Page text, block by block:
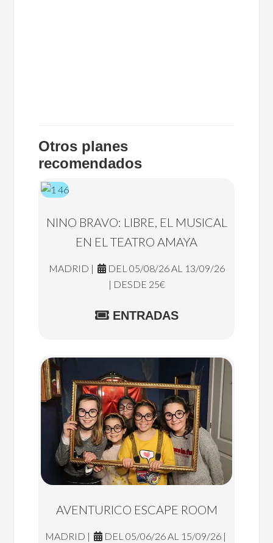
Otros planes
recomendados
NINO BRAVO: LIBRE, EL MUSICAL
EN EL TEATRO AMAYA
MADRID |
DEL 05/08/26 AL 13/09/26
| DESDE 25€
ENTRADAS
AVENTURICO ESCAPE ROOM
MADRID | DEL 05/06/26 AL 15/09/26 |